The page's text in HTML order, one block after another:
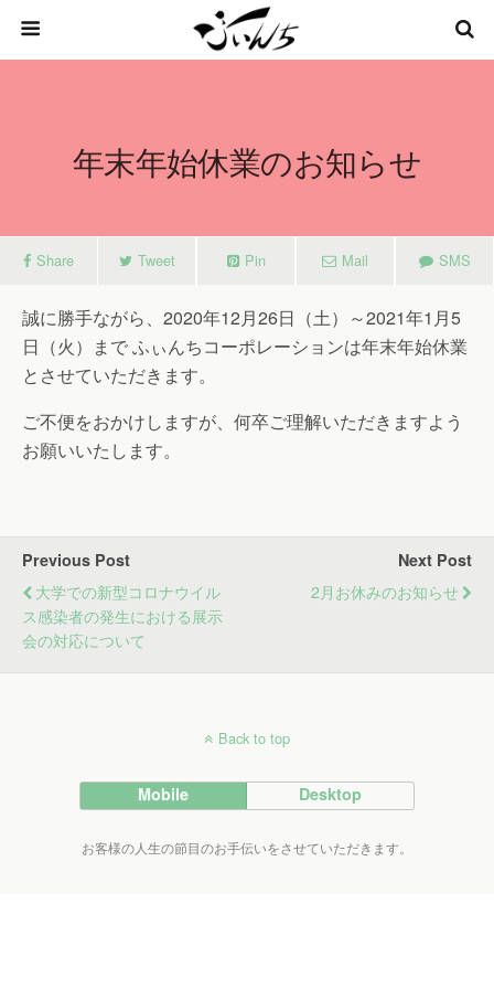
年末年始休業のお知らせ
Share Tweet Pin Mail SMS
誠に勝手ながら、2020年12月26日（土）～2021年1月5
日（火）まで ふぃんちコーポレーションは年末年始休業
とさせていただきます。
ご不便をおかけしますが、何卒ご理解いただきますよう
お願いいたします。
Previous Post
大学での新型コロナウイル
ス感染者の発生における展示
会の対応について
Next Post
2月お休みのお知らせ
Back to top
Mobile Desktop
お客様の人生の節目のお手伝いをさせていただきます。